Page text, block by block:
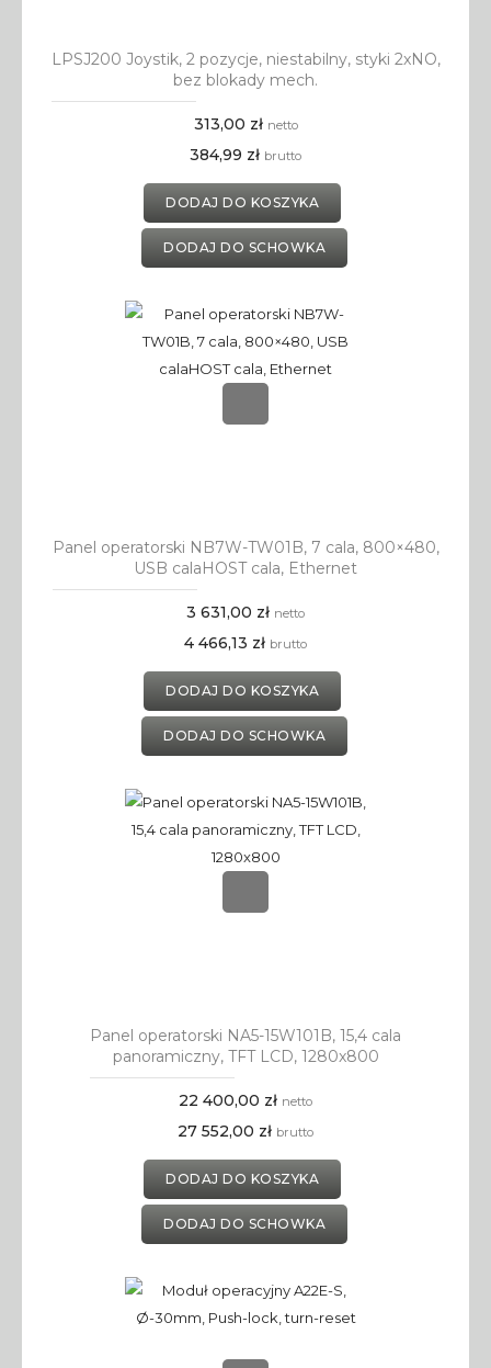
LPSJ200 Joystik, 2 pozycje, niestabilny, styki 2xNO,
bez blokady mech.
313,00 zł netto
384,99 zł brutto
DODAJ DO KOSZYKA
DODAJ DO SCHOWKA
Panel operatorski NB7W-TW01B, 7 cala, 800×480,
USB calaHOST cala, Ethernet
3 631,00 zł netto
4 466,13 zł brutto
DODAJ DO KOSZYKA
DODAJ DO SCHOWKA
Panel operatorski NA5-15W101B, 15,4 cala
panoramiczny, TFT LCD, 1280x800
22 400,00 zł netto
27 552,00 zł brutto
DODAJ DO KOSZYKA
DODAJ DO SCHOWKA